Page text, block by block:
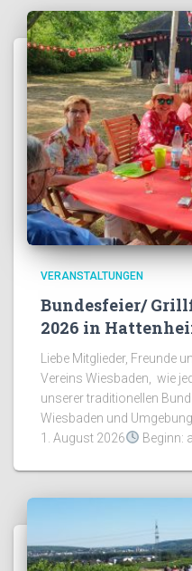
VERANSTALTUNGEN
Bundesfeier/
2026 in
Liebe Mitglieder, Freunde
Vereins Wiesbaden, wie
unserer traditionellen
Wiesbaden und Umgebung
1. August 2026
Beginn: